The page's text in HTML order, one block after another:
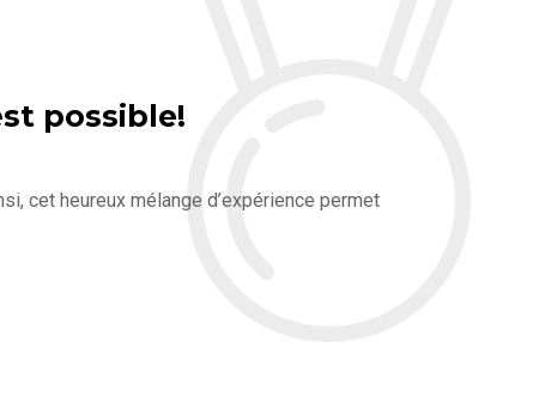
possible!
cet heureux mélange d’expérience permet